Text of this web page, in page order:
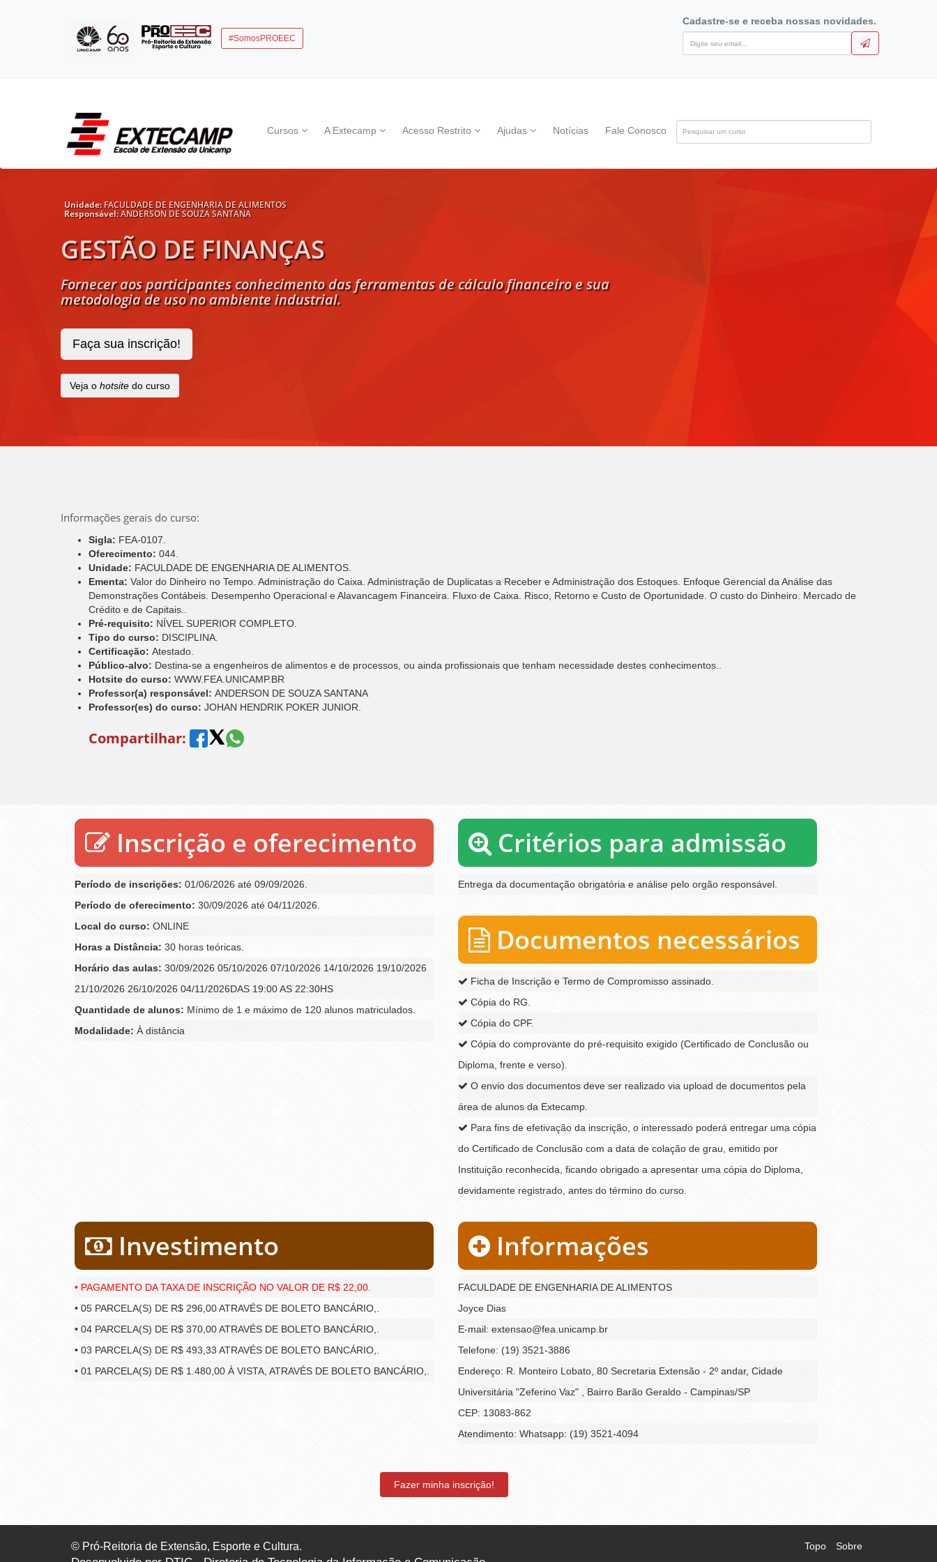
#SomosPROEEC
Cadastre-se e receba nossas novidades.
Cursos A Extecamp Acesso Restrito Ajudas Notícias Fale Conosco
pelo
do
Unidade:FACULDADE DE ENGENHARIA DE ALIMENTOS
Responsável:ANDERSON DE SOUZA SANTANA
GESTÃO DE FINANÇAS
Fornecer aos participantes conhecimento das ferramentas de cálculo financeiro e sua
metodologia de uso no ambiente industrial.
Faça sua inscrição!
Veja o hotsite do curso
Informações gerais do curso:
Sigla: FEA-0107.
Oferecimento: 044.
Unidade: FACULDADE DE ENGENHARIA DE ALIMENTOS.
Ementa: Valor do Dinheiro no Tempo. Administração do Caixa. Administração de Duplicatas a Receber e Administração dos Estoques. Enfoque Gerencial da Análise das
Demonstrações Contábeis. Desempenho Operacional e Alavancagem Financeira. Fluxo de Caixa. Risco, Retorno e Custo de Oportunidade. O custo do Dinheiro. Mercado de
Crédito e de Capitais..
Pré-requisito: NÍVEL SUPERIOR COMPLETO.
Tipo do curso: DISCIPLINA.
Certificação: Atestado.
Público-alvo: Destina-se a engenheiros de alimentos e de processos, ou ainda profissionais que tenham necessidade destes conhecimentos..
Hotsite do curso: WWW.FEA.UNICAMP.BR
Professor(a) responsável: ANDERSON DE SOUZA SANTANA
Professor(es) do curso: JOHAN HENDRIK POKER JUNIOR.
Compartilhar:
Inscrição e oferecimento
Período de inscrições: 01/06/2026 até 09/09/2026.
Período de oferecimento: 30/09/2026 até 04/11/2026.
Local do curso: ONLINE
Horas a Distância: 30 horas teóricas.
Horário das aulas: 30/09/2026 05/10/2026 07/10/2026 14/10/2026 19/10/2026
21/10/2026 26/10/2026 04/11/2026DAS 19:00 AS 22:30HS
Quantidade de alunos: Mínimo de 1 e máximo de 120 alunos matriculados.
Modalidade: À distância
Critérios para admissão
Entrega da documentação obrigatória e análise pelo orgão responsável.
Documentos necessários
Ficha de Inscrição e Termo de Compromisso assinado.
Cópia do RG.
Cópia do CPF.
Cópia do comprovante do pré-requisito exigido (Certificado de Conclusão ou
Diploma, frente e verso).
O envio dos documentos deve ser realizado via upload de documentos pela
área de alunos da Extecamp.
Para fins de efetivação da inscrição, o interessado poderá entregar uma cópia
do Certificado de Conclusão com a data de colação de grau, emitido por
Instituição reconhecida, ficando obrigado a apresentar uma cópia do Diploma,
devidamente registrado, antes do término do curso.
Investimento
• PAGAMENTO DA TAXA DE INSCRIÇÃO NO VALOR DE R$ 22,00.
• 05 PARCELA(S) DE R$ 296,00 ATRAVÉS DE BOLETO BANCÁRIO,.
• 04 PARCELA(S) DE R$ 370,00 ATRAVÉS DE BOLETO BANCÁRIO,.
• 03 PARCELA(S) DE R$ 493,33 ATRAVÉS DE BOLETO BANCÁRIO,.
• 01 PARCELA(S) DE R$ 1.480,00 À VISTA, ATRAVÉS DE BOLETO BANCÁRIO,.
Informações
FACULDADE DE ENGENHARIA DE ALIMENTOS
Joyce Dias
E-mail: extensao@fea.unicamp.br
Telefone: (19) 3521-3886
Endereço: R. Monteiro Lobato, 80 Secretaria Extensão - 2º andar, Cidade
Universitária "Zeferino Vaz" , Bairro Barão Geraldo - Campinas/SP
CEP: 13083-862
Atendimento: Whatsapp: (19) 3521-4094
Fazer minha inscrição!
© Pró-Reitoria de Extensão, Esporte e Cultura. Topo Sobre